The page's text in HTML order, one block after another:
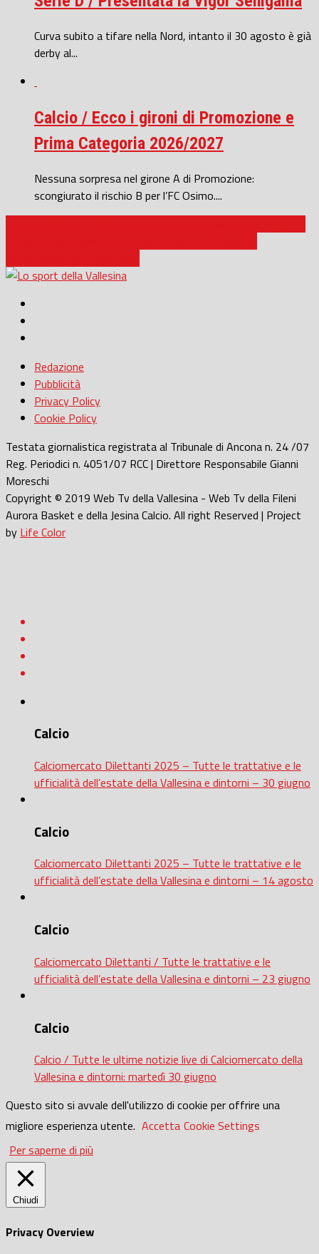
Curva subito a tifare nella Nord, intanto il 30 agosto è già
derby al...
Calcio / Ecco i gironi di Promozione e
Prima Categoria 2026/2027
Nessuna sorpresa nel girone A di Promozione:
scongiurato il rischio B per l’FC Osimo....
Redazione
Pubblicità
Privacy Policy
Cookie Policy
Testata giornalistica registrata al Tribunale di Ancona n. 24 /07
Reg. Periodici n. 4051/07 RCC | Direttore Responsabile Gianni
Moreschi
Copyright © 2019 Web Tv della Vallesina - Web Tv della Fileni
Aurora Basket e della Jesina Calcio. All right Reserved | Project
by Life Color
Calcio
Calciomercato Dilettanti 2025 – Tutte le trattative e le
ufficialità dell’estate della Vallesina e dintorni – 30 giugno
Calcio
Calciomercato Dilettanti 2025 – Tutte le trattative e le
ufficialità dell’estate della Vallesina e dintorni – 14 agosto
Calcio
Calciomercato Dilettanti / Tutte le trattative e le
ufficialità dell’estate della Vallesina e dintorni – 23 giugno
Calcio
Calcio / Tutte le ultime notizie live di Calciomercato della
Vallesina e dintorni: martedì 30 giugno
Questo sito si avvale dell'utilizzo di cookie per offrire una
migliore esperienza utente. Accetta Cookie Settings
Per saperne di più
Chiudi
Privacy Overview